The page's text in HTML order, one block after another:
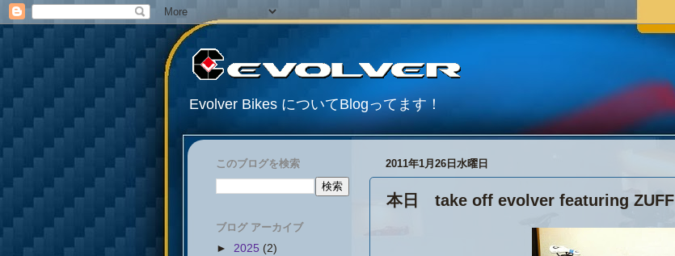
Evolver Bikes についてBlogってます！
2011年1月26日水曜日
本日 take off evolver featuring ZUFF
このブログを検索
ブログ アーカイブ
► 2025 (2)